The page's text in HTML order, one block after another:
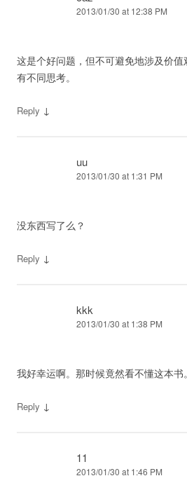
2013/01/30 at 12:38 PM
这是个好问题，但不可避免地涉及价
有不同思考。
Reply ↓
uu
2013/01/30 at 1:31 PM
没东西写了么？
Reply ↓
kkk
2013/01/30 at 1:38 PM
我好幸运啊。那时候竟然看不懂这本书。
Reply ↓
11
2013/01/30 at 1:46 PM